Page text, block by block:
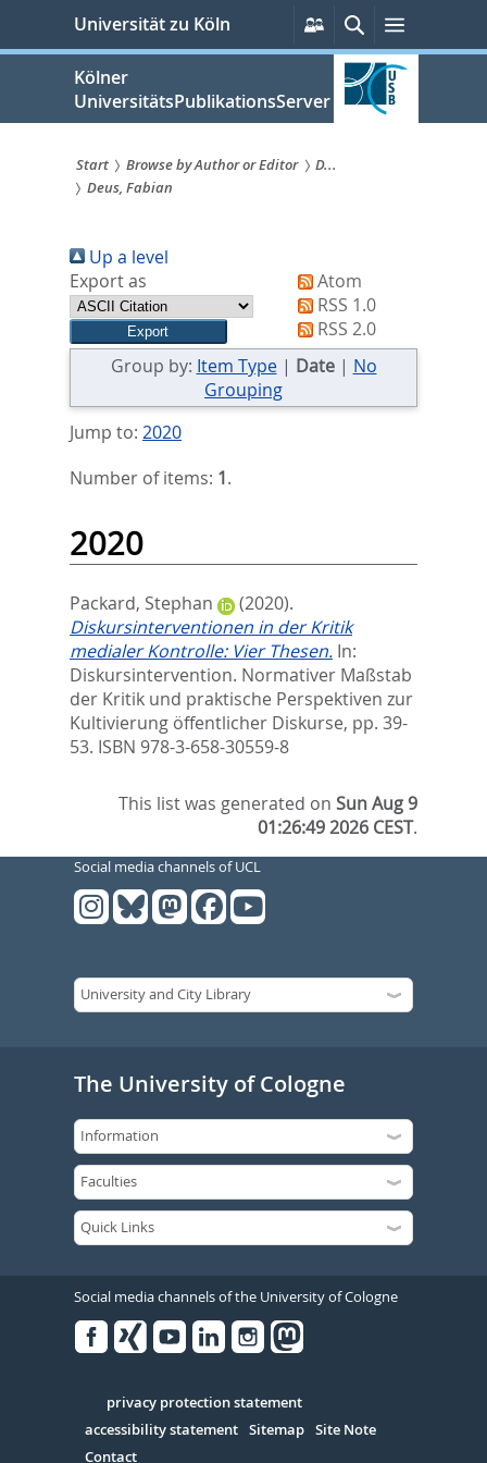
springen
Universität zu Köln
Persönliche
Services
SucheMenü
Kölner
UniversitätsPublikationsServer
Sie
sind
hier:
Start Browse by Author or Editor
D...
Deus, Fabian
Up a level
Export as
Atom
RSS 1.0
RSS 2.0
Group by: Item Type| Date| No
Grouping
Jump to: 2020
Number of items: 1.
2020
Packard, Stephan
(2020).
Diskursinterventionen in der Kritik
medialer Kontrolle: Vier Thesen. In:
Diskursintervention. Normativer Maßstab
der Kritik und praktische Perspektiven zur
Kultivierung öffentlicher Diskurse, pp. 39-
53. ISBN 978-3-658-30559-8
This list was generated onSun Aug 9
01:26:49 2026 CEST.
Social media channels of UCL
The University of Cologne
Social media channels of the University of Cologne
Serivce
privacy protection statement
accessibility statement Sitemap Site Note
Contact